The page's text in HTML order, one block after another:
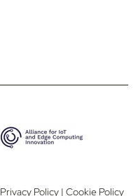
Privacy Policy | Cookie Policy